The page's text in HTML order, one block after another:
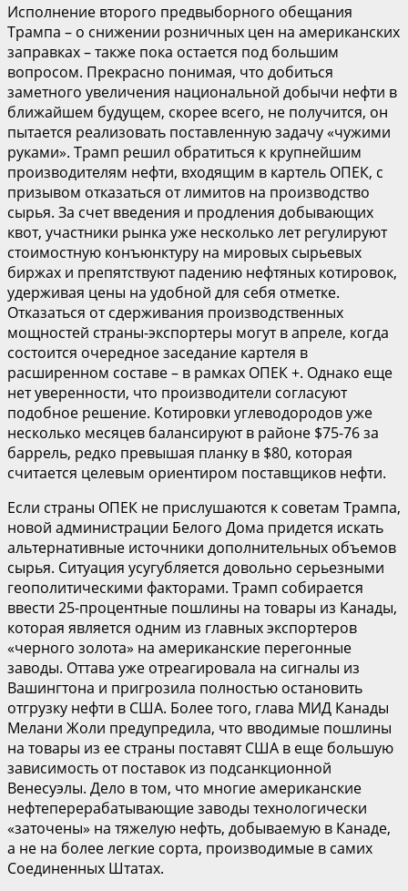
Исполнение второго предвыборного обещания
Трампа – о снижении розничных цен на американских
заправках – также пока остается под большим
вопросом. Прекрасно понимая, что добиться
заметного увеличения национальной добычи нефти в
ближайшем будущем, скорее всего, не получится, он
пытается реализовать поставленную задачу «чужими
руками». Трамп решил обратиться к крупнейшим
производителям нефти, входящим в картель ОПЕК, с
призывом отказаться от лимитов на производство
сырья. За счет введения и продления добывающих
квот, участники рынка уже несколько лет регулируют
стоимостную конъюнктуру на мировых сырьевых
биржах и препятствуют падению нефтяных котировок,
удерживая цены на удобной для себя отметке.
Отказаться от сдерживания производственных
мощностей страны-экспортеры могут в апреле, когда
состоится очередное заседание картеля в
расширенном составе – в рамках ОПЕК +. Однако еще
нет уверенности, что производители согласуют
подобное решение. Котировки углеводородов уже
несколько месяцев балансируют в районе $75-76 за
баррель, редко превышая планку в $80, которая
считается целевым ориентиром поставщиков нефти.
Если страны ОПЕК не прислушаются к советам Трампа,
новой администрации Белого Дома придется искать
альтернативные источники дополнительных объемов
сырья. Ситуация усугубляется довольно серьезными
геополитическими факторами. Трамп собирается
ввести 25-процентные пошлины на товары из Канады,
которая является одним из главных экспортеров
«черного золота» на американские перегонные
заводы. Оттава уже отреагировала на сигналы из
Вашингтона и пригрозила полностью остановить
отгрузку нефти в США. Более того, глава МИД Канады
Мелани Жоли предупредила, что вводимые пошлины
на товары из ее страны поставят США в еще большую
зависимость от поставок из подсанкционной
Венесуэлы. Дело в том, что многие американские
нефтеперерабатывающие заводы технологически
«заточены» на тяжелую нефть, добываемую в Канаде,
а не на более легкие сорта, производимые в самих
Соединенных Штатах.